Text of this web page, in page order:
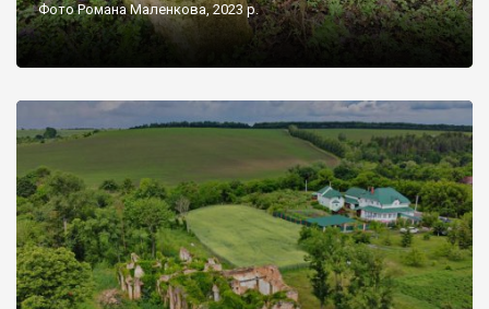
Фото Романа Маленкова, 2023 р.